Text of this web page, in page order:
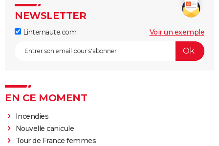
NEWSLETTER
Linternaute.com Voir un exemple
EN CE MOMENT
Incendies
Nouvelle canicule
Tour de France femmes